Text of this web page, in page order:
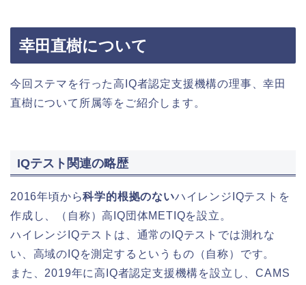
幸田直樹について
今回ステマを行った高IQ者認定支援機構の理事、幸田
直樹について所属等をご紹介します。
IQテスト関連の略歴
2016年頃から科学的根拠のないハイレンジIQテストを
作成し、（自称）高IQ団体METIQを設立。
ハイレンジIQテストは、通常のIQテストでは測れな
い、高域のIQを測定するというもの（自称）です。
また、2019年に高IQ者認定支援機構を設立し、CAMS